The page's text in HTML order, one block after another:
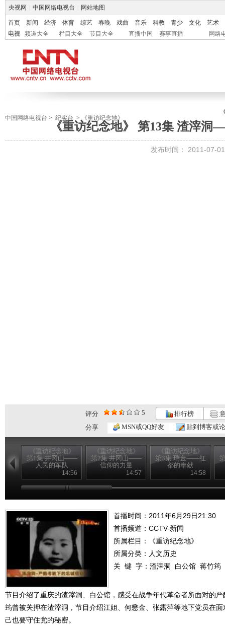
央视网 中国网络电视台 网站地图
首页 新闻 经济 体育 综艺 春晚 戏曲 音乐 科教 青少 文化
艺术
电视
频道大全 栏目大全 节目大全 直播中国 赛事直播 网络
中国网络电视台 > 纪实台 > 《重访纪念地》
《重访纪念地》 第13集 渣滓洞
发布时间： 2011-07-
评分 5 排行榜
分享
MSN或QQ好友 贴到博客或
《重访纪念地》
第1集 井冈山——
人民的军队
14:56
《重访纪念地》
第2集 井冈山——
信仰的力量
14:57
《重访纪念地》
第3集 瑞金——红
都的奉献
14:58
首播时间：2011年6月29日21:30
首播频道： CCTV-新闻
所属栏目：
《重访纪念地》
所属分类：人文历史
关 键 字： 渣滓洞 白公馆 蒋竹筠
节目介绍了重庆的渣滓洞、白公馆，感受在战争年代革命者所面对的
筠曾被关押在渣滓洞，节目介绍江姐、何懋金、张露萍等地下党员在
己也要守住党的秘密。